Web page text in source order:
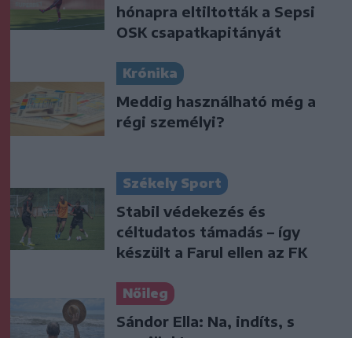
hónapra eltiltották a Sepsi
OSK csapatkapitányát
Krónika
Meddig használható még a
régi személyi?
Székely Sport
Stabil védekezés és
céltudatos támadás – így
készült a Farul ellen az FK
Nőileg
Sándor Ella: Na, indíts, s